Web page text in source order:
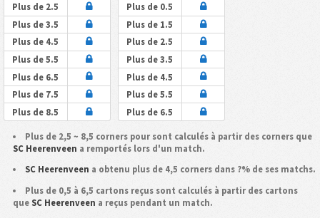
Plus de 2.5
Plus de 3.5
Plus de 4.5
Plus de 5.5
Plus de 6.5
Plus de 7.5
Plus de 8.5
Plus de 0.5
Plus de 1.5
Plus de 2.5
Plus de 3.5
Plus de 4.5
Plus de 5.5
Plus de 6.5
Plus de 2,5 ~ 8,5 corners pour sont calculés à partir des corners que
SC Heerenveen a remportés lors d'un match.
SC Heerenveen a obtenu plus de 4,5 corners dans ?% de ses matchs.
Plus de 0,5 à 6,5 cartons reçus sont calculés à partir des cartons
que SC Heerenveen a reçus pendant un match.